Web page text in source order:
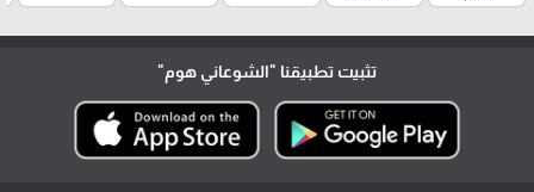
تثبيت تطبيقنا "الشوعاني هوم"